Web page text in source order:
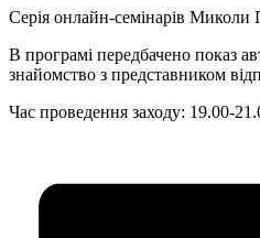
Серія онлайн-семінарів Миколи
В програмі передбачено показ
знайомство з представником
Час проведення заходу: 19.00-